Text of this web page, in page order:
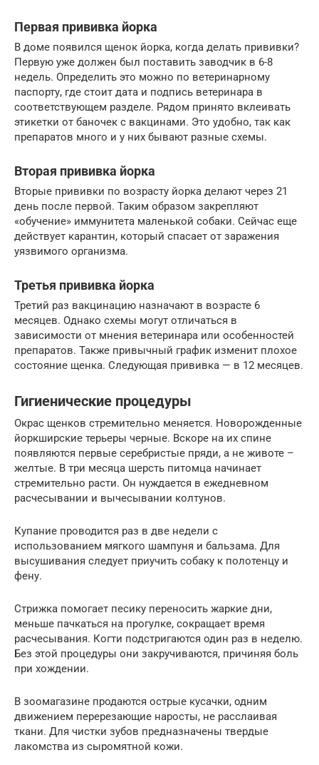
Первая прививка йорка
В доме появился щенок йорка, когда делать прививки?
Первую уже должен был поставить заводчик в 6-8
недель. Определить это можно по ветеринарному
паспорту, где стоит дата и подпись ветеринара в
соответствующем разделе. Рядом принято вклеивать
этикетки от баночек с вакцинами. Это удобно, так как
препаратов много и у них бывают разные схемы.
Вторая прививка йорка
Вторые прививки по возрасту йорка делают через 21
день после первой. Таким образом закрепляют
«обучение» иммунитета маленькой собаки. Сейчас еще
действует карантин, который спасает от заражения
уязвимого организма.
Третья прививка йорка
Третий раз вакцинацию назначают в возрасте 6
месяцев. Однако схемы могут отличаться в
зависимости от мнения ветеринара или особенностей
препаратов. Также привычный график изменит плохое
состояние щенка. Следующая прививка — в 12 месяцев.
Гигиенические процедуры
Окрас щенков стремительно меняется. Новорожденные
йоркширские терьеры черные. Вскоре на их спине
появляются первые серебристые пряди, а не животе –
желтые. В три месяца шерсть питомца начинает
стремительно расти. Он нуждается в ежедневном
расчесывании и вычесывании колтунов.
Купание проводится раз в две недели с
использованием мягкого шампуня и бальзама. Для
высушивания следует приучить собаку к полотенцу и
фену.
Стрижка помогает песику переносить жаркие дни,
меньше пачкаться на прогулке, сокращает время
расчесывания. Когти подстригаются один раз в неделю.
Без этой процедуры они закручиваются, причиняя боль
при хождении.
В зоомагазине продаются острые кусачки, одним
движением перерезающие наросты, не расслаивая
ткани. Для чистки зубов предназначены твердые
лакомства из сыромятной кожи.